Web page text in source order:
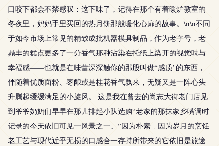
口咬下都会不禁感叹：这下味了，记得在那个有着暖炉教室的
冬夜里，妈妈手里买回的热月饼那般暖化心扉的故事。\n\n不同
于如今市场上常见的精致成批机器模具制品，作为老字号，老
鼎丰的糕点更多了一分香气那种沾染在托纸上染开的视觉味与
幸福感——也就是在味蕾深深触你的那股叫做“感质”的东西，
伴随着优质面粉、枣酿或是桂花香气飘来，无疑又是一阵心头
升腾起缓缓满足的小旋风。 这是我在曾去的尚志大街老门店见
到爷爷奶奶们早早在那儿排起小队选购“老家的那抹家乡嘴调时
记录的今天依旧可见一风景之一。”因为朴素，因为岁月的烹饪
老工艺与现代近乎无损的口感合一存持所带来的它依旧是旅途